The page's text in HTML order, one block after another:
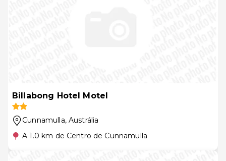
Billabong Hotel Motel
Cunnamulla, Austrália
A 1.0 km de Centro de Cunnamulla